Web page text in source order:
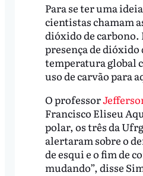
Para se ter uma
cientistas chamam
dióxido de carbono.
presença de
temperatura global
uso de carvão para
O professor
Francisco Eliseu
polar, os três da
alertaram sobre o
de esqui e o fim de
mudando”, disse